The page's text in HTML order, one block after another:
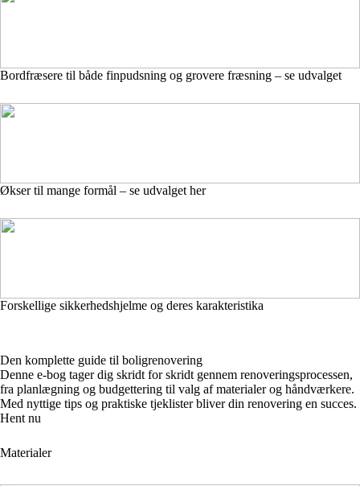
Bordfræsere til både finpudsning og grovere fræsning – se udvalget
Økser til mange formål – se udvalget her
Forskellige sikkerhedshjelme og deres karakteristika
Den komplette guide til boligrenovering
Denne e-bog tager dig skridt for skridt gennem renoveringsprocessen,
fra planlægning og budgettering til valg af materialer og håndværkere.
Med nyttige tips og praktiske tjeklister bliver din renovering en succes.
Hent nu
Materialer